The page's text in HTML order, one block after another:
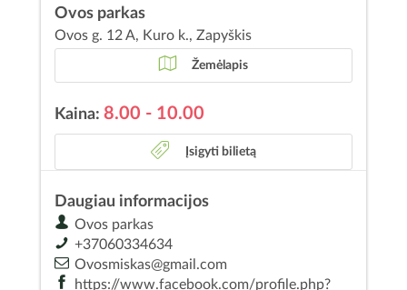
Ovos parkas
Ovos g. 12 A, Kuro k., Zapyškis
Žemėlapis
Kaina: 8.00 - 10.00
Įsigyti bilietą
Daugiau informacijos
Ovos parkas
+37060334634
Ovosmiskas@gmail.com
https://www.facebook.com/profile.php?